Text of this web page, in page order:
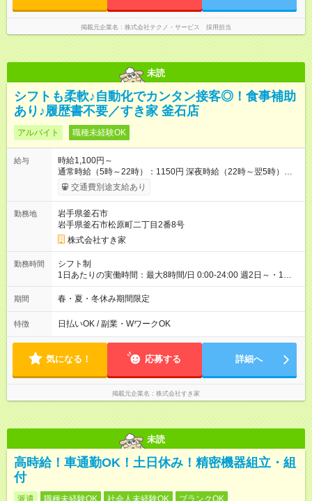
掲載元企業名 株式会社テクノ・サービス 採用担当
未読
シフトも柔軟♪自動化でカンタン接客◎！食事補助
あり♪履歴書不要／すき家 釜石店
アルバイト 職種未経験OK
給与
時給1,100円～
通常時給（5時～22時）：1150円 深夜時給（22時～翌5時）：
1438円 高校生時給：1100円 【特別手当】早朝手当（5：00-9：
00）時給+150円 【試用期間】試用期間あり 試用期間の長さ：1
30日（※条件変更なし）ですが、切り上げで一ヶ月とさせてい
ただきます。 研修制度あり：15時間(研修中も同時給）
交通費別途支給あり
勤務地
岩手県釜石市
岩手県釜石市松原町二丁目2番8号
株式会社すき家
勤務時間
シフト制
1日あたりの実働時間：最大8時間/日 0:00-24:00 週2日～・1日
2h～OK ＜シフト例＞ 〇朝帯 5:00-9:00 〇昼帯 9:00-14:00 〇午
後帯 14:00-18:00 〇夜帯 18:00-22:00 〇深夜帯 22:00-翌5:00 基
ます♪
期間 春・夏・冬休み期間限定
特徴 日払いOK / 副業・WワークOK
気になる！ 応募する 詳細へ
掲載元企業名 株式会社すき家
未読
高時給！車通勤OK！土日休み！精密機器組立・組
付
派遣 職種未経験OK 社会人未経験OK
ブランクOK